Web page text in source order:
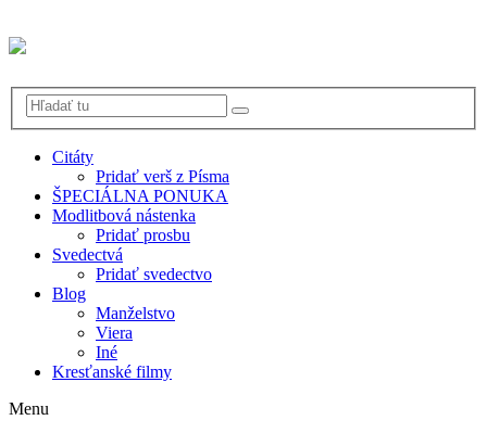
Citáty
Pridať verš z Písma
ŠPECIÁLNA PONUKA
Modlitbová nástenka
Pridať prosbu
Svedectvá
Pridať svedectvo
Blog
Manželstvo
Viera
Iné
Kresťanské filmy
Menu